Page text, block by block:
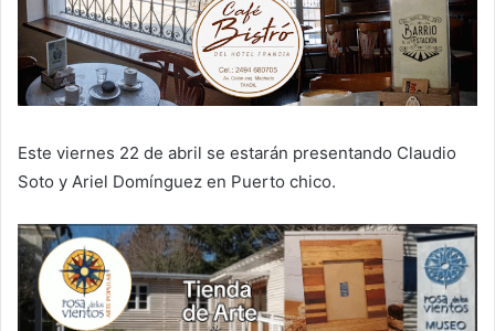
Este viernes 22 de abril se estarán presentando Claudio
Soto y Ariel Domínguez en Puerto chico.